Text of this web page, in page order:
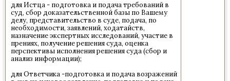
для Истца - подготовка и подача требований в
суд, сбор доказательственной базы по Вашему
делу, представительство в суде, подача, по
необходимости, заявлений, ходатайств,
назначение экспертных исследований, участие в
прениях, получение решения суда, оценка
перспективы исполнения решения суда (сбор и
анализ информации);
для Ответчика -подготовка и подача возражений